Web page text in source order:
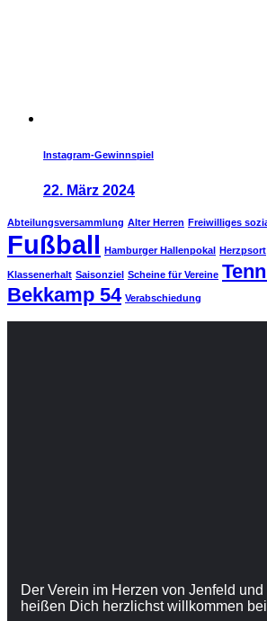
Instagram-Gewinnspiel
22. März 2024
Abteilungsversammlung Alter Herren Freiwilliges
Fußball Hamburger Hallenpokal Herzpsort
Klassenerhalt Saisonziel Scheine für Vereine
Bekkamp 54 Verabschiedung
Der Verein im Herzen von Jenfeld
heißen Dich herzlichst willkommen